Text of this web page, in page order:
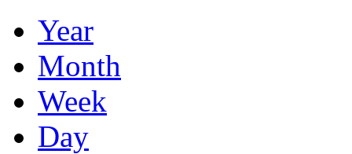
Year
Month
Week
Day